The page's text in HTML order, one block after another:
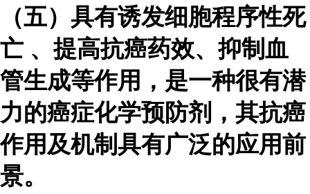
（五）具有诱发细胞程序性死
亡 、提高抗癌药效、抑制血
管生成等作用，是一种很有潜
力的癌症化学预防剂，其抗癌
作用及机制具有广泛的应用前
景。